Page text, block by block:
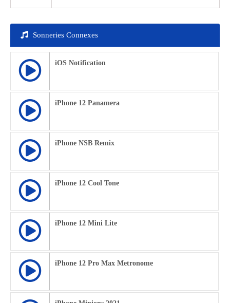
Sonneries Connexes
iOS Notification
iPhone 12 Panamera
iPhone NSB Remix
iPhone 12 Cool Tone
iPhone 12 Mini Lite
iPhone 12 Pro Max Metronome